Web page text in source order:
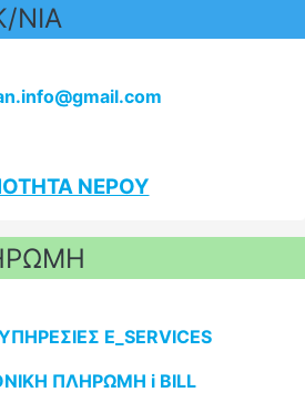
ΝΙΑ
ΝΕΡΟΥ
E_SERVICES
ΠΛΗΡΩΜΗ i BILL